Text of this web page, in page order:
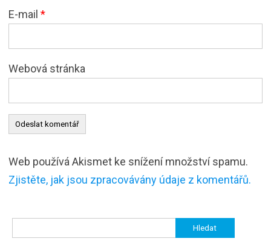
E-mail *
Webová stránka
Web používá Akismet ke snížení množství spamu.
Zjistěte, jak jsou zpracovávány údaje z komentářů.